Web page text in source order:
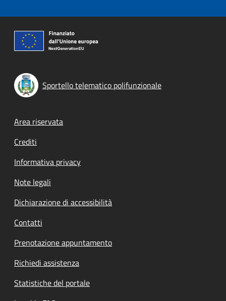
Sportello telematico polifunzionale
Footer menu
Area riservata
Crediti
Informativa privacy
Note legali
Dichiarazione di accessibilità
Contatti
Prenotazione appuntamento
Richiedi assistenza
Statistiche del portale